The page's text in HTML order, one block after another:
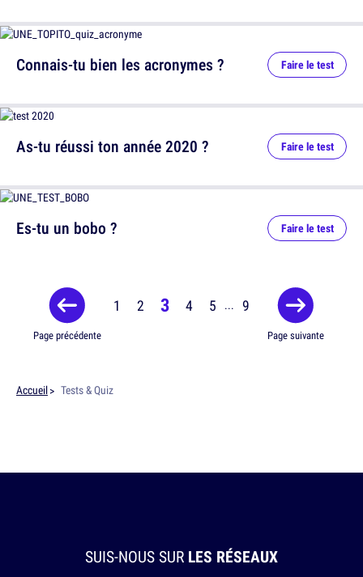
Es-tu un bobo ? Faire le test
Connais-tu bien les acronymes ? Faire le test
As-tu réussi ton année 2020 ? Faire le test
Page précédente
1 2 3 4 5 ... 9
Page suivante
Accueil Tests & Quiz
SUIS-NOUS SUR LES RÉSEAUX